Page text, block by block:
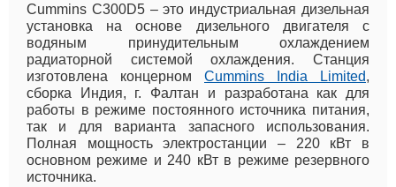
Cummins C300D5 – это индустриальная дизельная
установка на основе дизельного двигателя с
водяным принудительным охлаждением
радиаторной системой охлаждения. Станция
изготовлена концерном Cummins India Limited,
сборка Индия, г. Фалтан и разработана как для
работы в режиме постоянного источника питания,
так и для варианта запасного использования.
Полная мощность электростанции – 220 кВт в
основном режиме и 240 кВт в режиме резервного
источника.